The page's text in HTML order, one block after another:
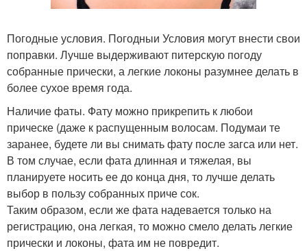
Погодные условия. Погодныи Условия могут внести свои
поправки. Лучше выдерживают питерскую погоду
собранные прически, а легкие локоны разумнее делать в
более сухое время года.
Наличие фаты. Фату можно прикрепить к любои
прическе (даже к распущенным волосам. Подумаи те
заранее, будете ли вы снимать фату после загса или нет.
В том случае, если фата длинная и тяжелая, вы
планируете носить ее до конца дня, то лучше делать
выбор в пользу собранных приче сок.
Таким образом, если же фата надевается только на
регистрацию, она легкая, то можно смело делать легкие
прически и локоны, фата им не повредит.